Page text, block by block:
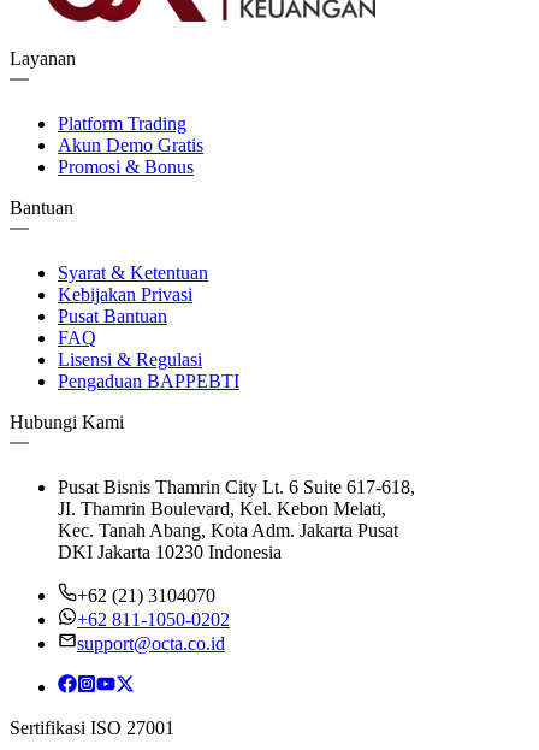
Layanan
Platform Trading
Akun Demo Gratis
Promosi & Bonus
Bantuan
Syarat & Ketentuan
Kebijakan Privasi
Pusat Bantuan
FAQ
Lisensi & Regulasi
Pengaduan BAPPEBTI
Hubungi Kami
Pusat Bisnis Thamrin City Lt. 6 Suite 617-618,
JI. Thamrin Boulevard, Kel. Kebon Melati,
Kec. Tanah Abang, Kota Adm. Jakarta Pusat
DKI Jakarta 10230 Indonesia
+62 (21) 3104070
+62 811-1050-0202
support@octa.co.id
Sertifikasi ISO 27001